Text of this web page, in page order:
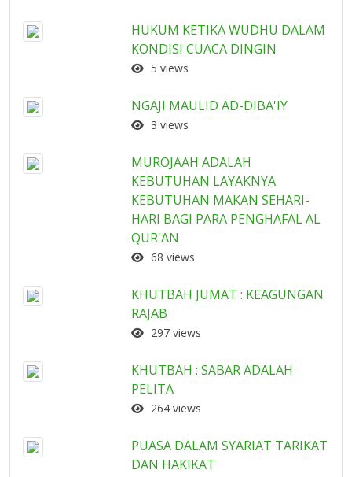
HUKUM KETIKA WUDHU DALAM
KONDISI CUACA DINGIN
5 views
NGAJI MAULID AD-DIBA'IY
3 views
MUROJAAH ADALAH
KEBUTUHAN LAYAKNYA
KEBUTUHAN MAKAN SEHARI-
HARI BAGI PARA PENGHAFAL AL
QUR'AN
68 views
KHUTBAH JUMAT : KEAGUNGAN
RAJAB
297 views
KHUTBAH : SABAR ADALAH
PELITA
264 views
PUASA DALAM SYARIAT TARIKAT
DAN HAKIKAT